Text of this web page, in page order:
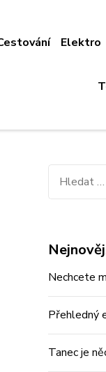
Elektro
Nechcete
Přehledný
Tanec je